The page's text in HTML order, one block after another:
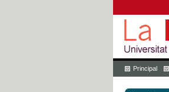
Principal